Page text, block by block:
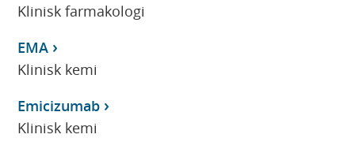
Klinisk farmakologi
EMA
Klinisk kemi
Emicizumab
Klinisk kemi